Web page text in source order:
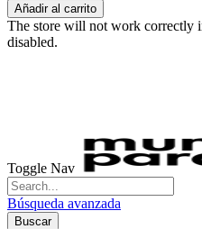
Añadir al carrito
The store will not work correctly
disabled.
Toggle Nav
Búsqueda avanzada
Buscar